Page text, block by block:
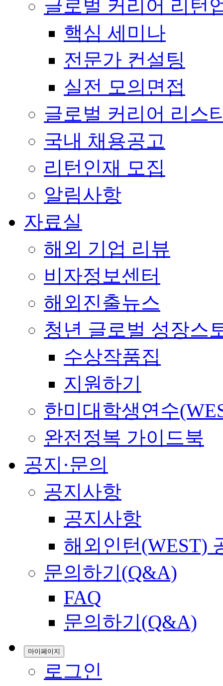
글로벌 커리어 리턴
핵심 세미나
전문가 컨설팅
실전 모의면접
글로벌 커리어 리스
국내 채용공고
리턴인재 모집
알림사항
자료실
해외 기업 리뷰
비자정보센터
해외진출뉴스
청년 글로벌 성장스
수상작품집
지원하기
한미대학생연수
완전정복 가이드북
공지·문의
공지사항
공지사항
해외인턴(WEST)
문의하기(Q&A)
FAQ
문의하기(Q&A)
마이페이지
로그인